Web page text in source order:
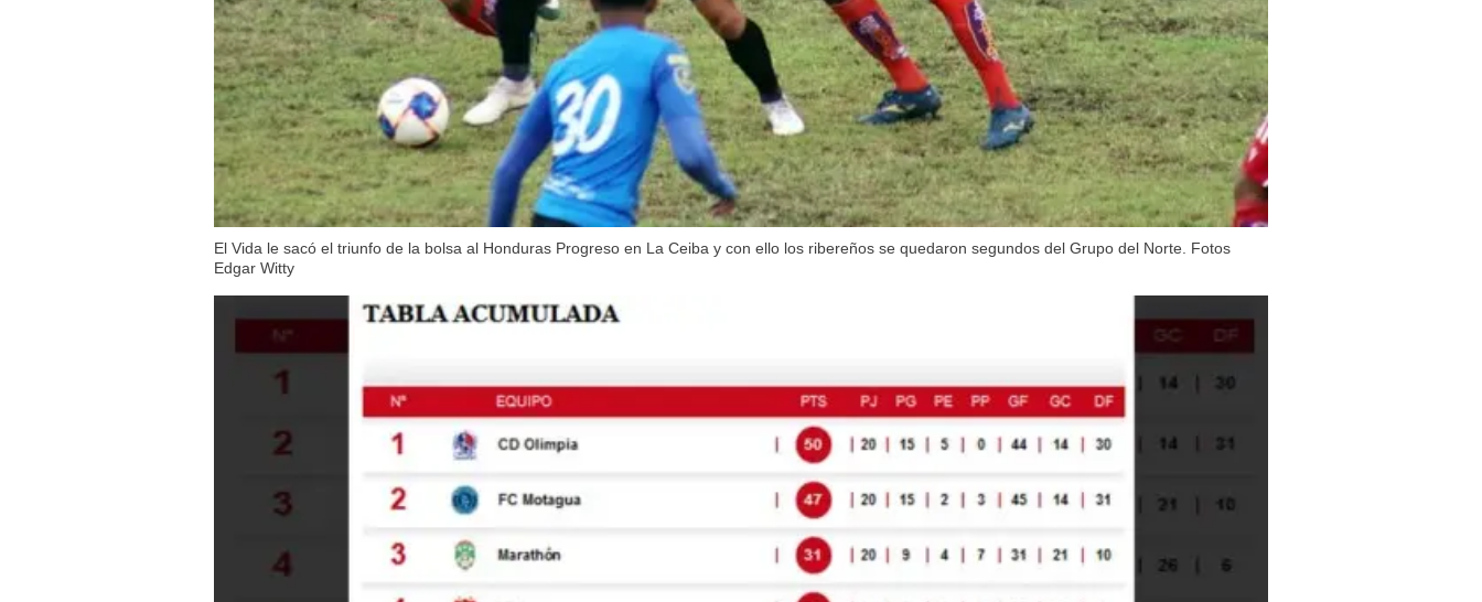
El Vida le sacó el triunfo de la bolsa al Honduras Progreso en La Ceiba y con ello los ribereños se quedaron segundos del Grupo del Norte. Fotos
Edgar Witty